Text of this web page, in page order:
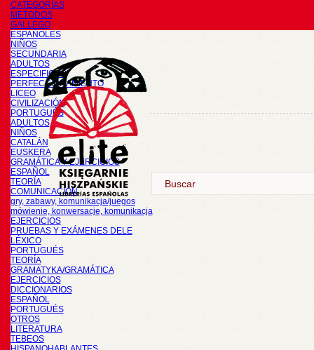
CATEGORÍAS
METODOS
GALLEGO
ESPAÑOLES
NIÑOS
SECUNDARIA
ADULTOS
ESPECIFICOS
PERFECCIONAMIENTO
LICEO
CIVILIZACIÓN
PORTUGUÉS
ADULTOS
NIÑOS
CATALÁN
EUSKERA
GRAMÁTICA Y EJERCICIOS
ESPAÑOL
TEORÍA
COMUNICACIÓN
gry, zabawy, komunikacja/juegos
mówienie, konwersacje, komunikacja
EJERCICIOS
PRUEBAS Y EXÁMENES DELE
LÉXICO
PORTUGUÉS
TEORÍA
GRAMATYKA/GRAMÁTICA
EJERCICIOS
DICCIONARIOS
ESPAÑOL
PORTUGUÉS
OTROS
LITERATURA
TEBEOS